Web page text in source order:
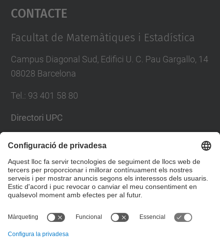
powered by
Contacte
Facultat de Matemàtiques i Estadística
Campus Diagonal Sud, Edifici U. C. Pau Gargallo, 14
08028 Barcelona
Tel. : 93 401 58 80
Directori UPC
Formulari de contacte
Llista Xarxes Socials